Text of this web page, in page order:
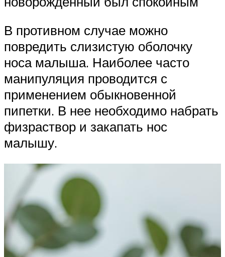
В противном случае можно
повредить слизистую оболочку
носа малыша. Наиболее часто
манипуляция проводится с
применением обыкновенной
пипетки. В нее необходимо набрать
физраствор и закапать нос
малышу.